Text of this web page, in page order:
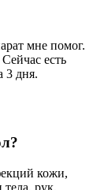
мне помог.
есть
3 дня.
кожи,
рук,